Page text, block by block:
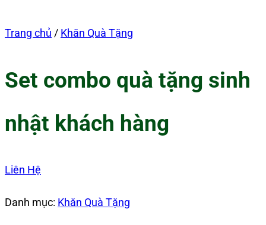
Trang chủ / Khăn Quà Tặng
Set combo quà tặng sinh
nhật khách hàng
Liên Hệ
Danh mục: Khăn Quà Tặng